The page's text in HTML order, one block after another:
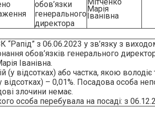
обов’язки
генерального
директора
Марія
Іванівна
“Рапід” з 06.06.2023 у зв’язку з
обов’язків генерального
Іванівна.
(у вiдсотках) або частка, якою володiє
вiдсотках) – 0,01%. Посадова особа
злочини немає.
особа перебувала на посадi: з